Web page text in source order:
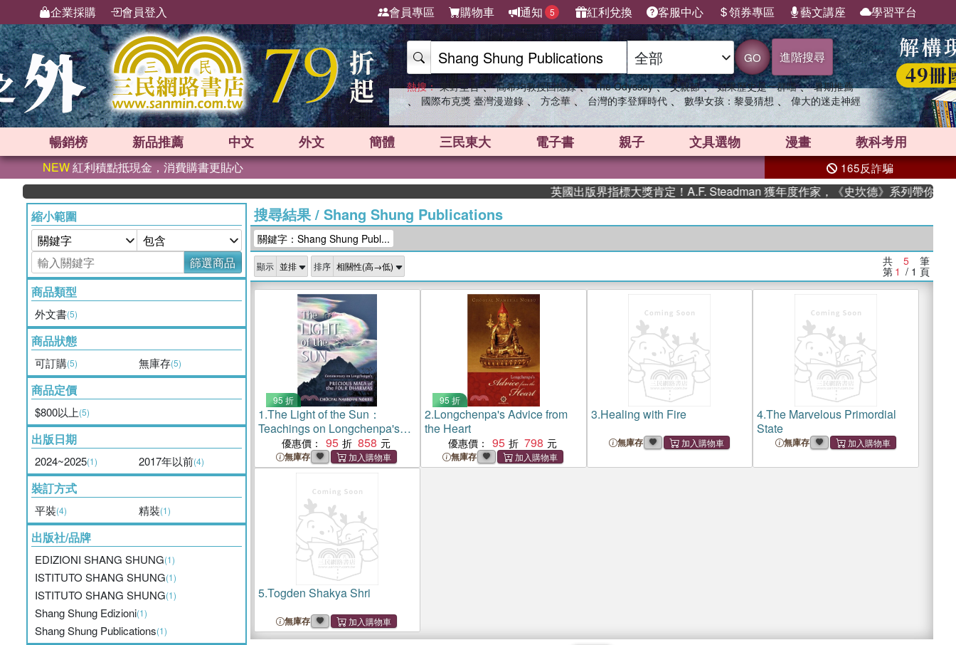
企業採購 會員登入 會員專區 購物車 通知 5 紅利兌換 客服中心 領券專區 藝文講座 學習平台
GO 進階搜尋
熱搜： 東野圭吾 、 高希均教授回憶錄 、 The Odyssey 、 父親節 、 如果歷史是一群喵 、 暑期推薦
、 國際布克獎 臺灣漫遊錄 、 方念華 、 台灣的李登輝時代 、 數學女孩：黎曼猜想 、 偉大的迷走神經
暢銷榜 新品推薦 中文 外文 簡體 三民東大 電子書 親子 文具選物 漫畫 教科考用
NEW紅利積點抵現金，消費購書更貼心 165反詐騙
英國出版界指標大獎肯定！A.F. Steadman 獲年度作家，《史坎德》系列帶你踏上熱
縮小範圍
篩選商品
商品類型
外文書(5)
商品狀態
可訂購(5) 無庫存(5)
商品定價
$800以上(5)
出版日期
2024~2025(1) 2017年以前(4)
裝訂方式
平裝(4) 精裝(1)
出版社/品牌
EDIZIONI SHANG SHUNG(1)
ISTITUTO SHANG SHUNG(1)
ISTITUTO SHANG SHUNG(1)
Shang Shung Edizioni(1)
Shang Shung Publications(1)
搜尋結果/ Shang Shung Publications
關鍵字：Shang Shung Publ...
顯示 排序 共 5 筆
第 1 / 1 頁
95 折
1.The Light of the Sun：
Teachings on Longchenpa's
Precious Mala of the Four
Dharmas
優惠價： 95 858
無庫存
95 折
2.Longchenpa's Advice from
the Heart
優惠價： 95 798
無庫存
3.Healing with Fire
無庫存
4.The Marvelous Primordial
State
無庫存
5.Togden Shakya Shri
無庫存